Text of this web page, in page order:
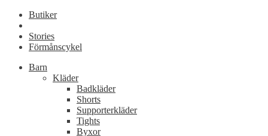
Butiker
Stories
Förmånscykel
Barn
Kläder
Badkläder
Shorts
Supporterkläder
Tights
Byxor